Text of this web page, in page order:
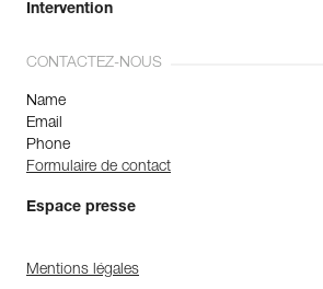
Intervention
CONTACTEZ-NOUS
Name
Email
Phone
Formulaire de contact
Espace presse
Mentions légales